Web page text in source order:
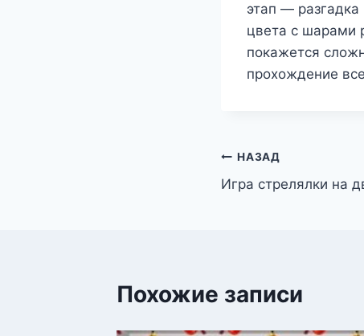
этап — разгадка
цвета с шарами
покажется
прохождение
Навигация
по
НАЗАД
Игра стрелялки на
Похожие записи